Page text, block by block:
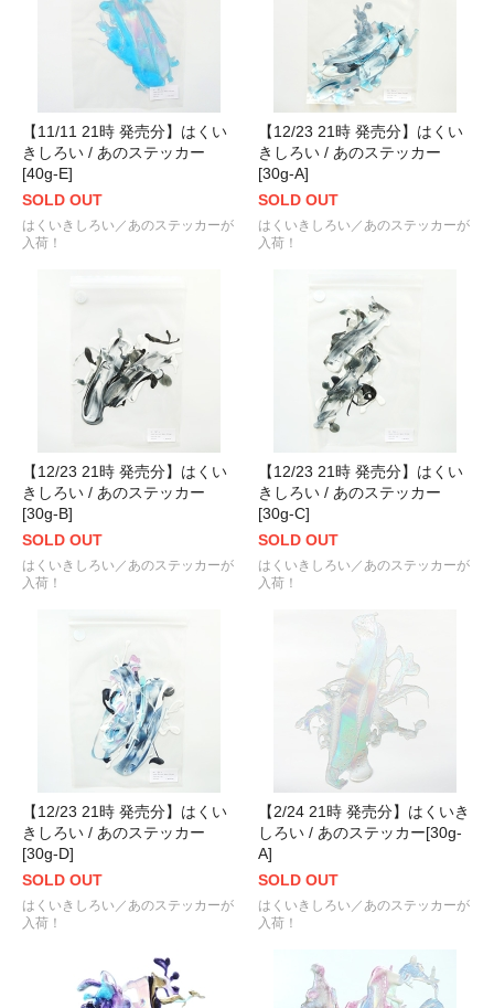
【11/11 21時 発売分】はくい
きしろい / あのステッカー
[40g-E]
SOLD OUT
はくいきしろい／あのステッカーが
入荷！
【12/23 21時 発売分】はくい
きしろい / あのステッカー
[30g-A]
SOLD OUT
はくいきしろい／あのステッカーが
入荷！
【12/23 21時 発売分】はくい
きしろい / あのステッカー
[30g-B]
SOLD OUT
はくいきしろい／あのステッカーが
入荷！
【12/23 21時 発売分】はくい
きしろい / あのステッカー
[30g-C]
SOLD OUT
はくいきしろい／あのステッカーが
入荷！
【12/23 21時 発売分】はくい
きしろい / あのステッカー
[30g-D]
SOLD OUT
はくいきしろい／あのステッカーが
入荷！
【2/24 21時 発売分】はくいき
しろい / あのステッカー[30g-
A]
SOLD OUT
はくいきしろい／あのステッカーが
入荷！